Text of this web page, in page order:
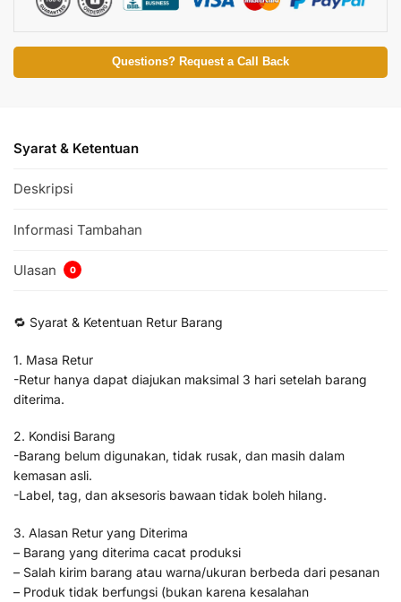
Questions? Request a Call Back
Syarat & Ketentuan
Deskripsi
Informasi Tambahan
Ulasan 0
🔁 Syarat & Ketentuan Retur Barang
1. Masa Retur
-Retur hanya dapat diajukan maksimal 3 hari setelah barang
diterima.
2. Kondisi Barang
-Barang belum digunakan, tidak rusak, dan masih dalam
kemasan asli.
-Label, tag, dan aksesoris bawaan tidak boleh hilang.
3. Alasan Retur yang Diterima
– Barang yang diterima cacat produksi
– Salah kirim barang atau warna/ukuran berbeda dari pesanan
– Produk tidak berfungsi (bukan karena kesalahan